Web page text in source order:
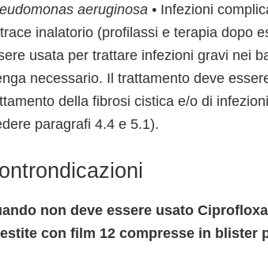
aeruginosa • Infezioni
inalatorio (profilassi e terapia dopo
usata per trattare infezioni gravi nei
necessario. Il trattamento deve
della fibrosi cistica e/o di
paragrafi 4.4 e 5.1).
non deve essere usato
con film 12 compresse in blister